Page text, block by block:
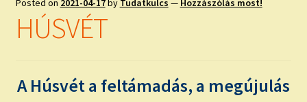
KÉRJ EGY MEGERŐSÍTÉST!
menu
ÍRJ NEKEM!
Posted on 2021-04-17by Tudatkulcs — Hozzászólás most!
HÚSVÉT
A Húsvét a feltámadás, a megújulás